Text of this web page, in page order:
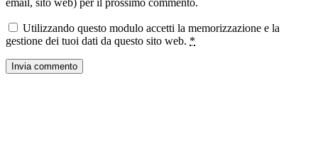
email, sito web) per il prossimo commento.
Utilizzando questo modulo accetti la memorizzazione e la
gestione dei tuoi dati da questo sito web. *